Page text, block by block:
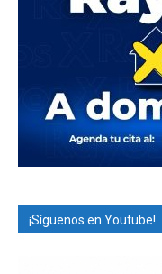
¡Síguenos en Youtube!